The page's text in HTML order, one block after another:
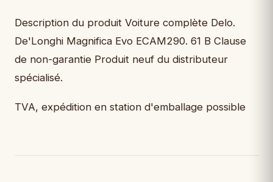
Description du produit Voiture complète Delo.
De'Longhi Magnifica Evo ECAM290. 61 B Clause
de non-garantie Produit neuf du distributeur
spécialisé.
TVA, expédition en station d'emballage possible